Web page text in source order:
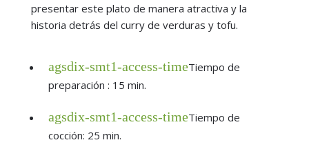
presentar este plato de manera atractiva y la
historia detrás del curry de verduras y tofu.
agsdix-smt1-access-timeTiempo de
preparación : 15 min.
agsdix-smt1-access-timeTiempo de
cocción: 25 min.